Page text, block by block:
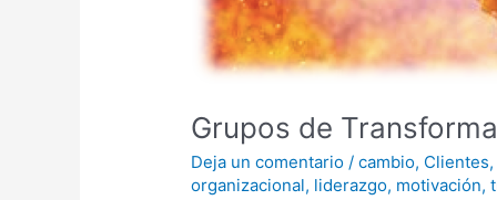
Grupos de
Deja un comentario /cambio, Clientes
organizacional, liderazgo, motivación,